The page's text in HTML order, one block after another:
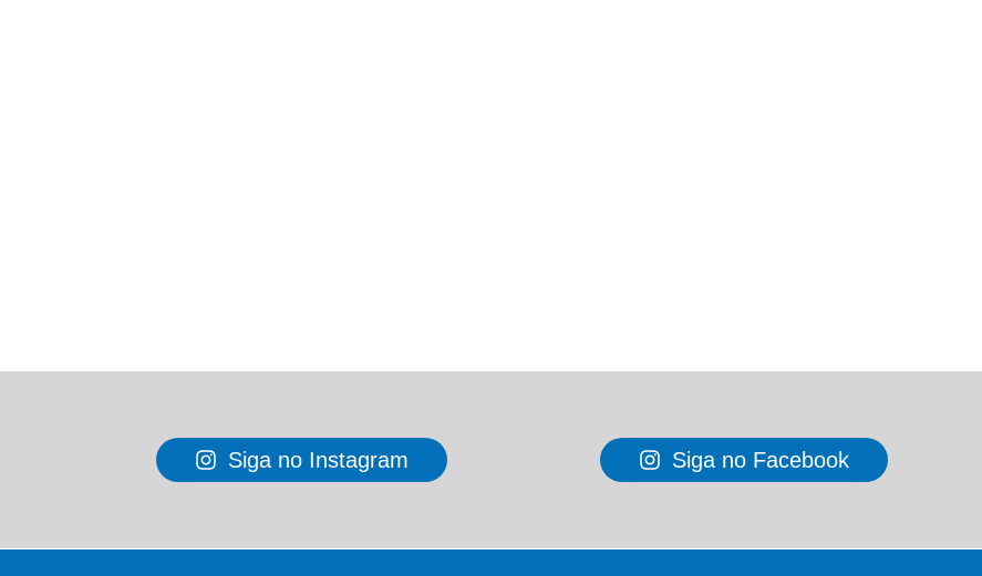
Siga no Instagram Siga no Facebook